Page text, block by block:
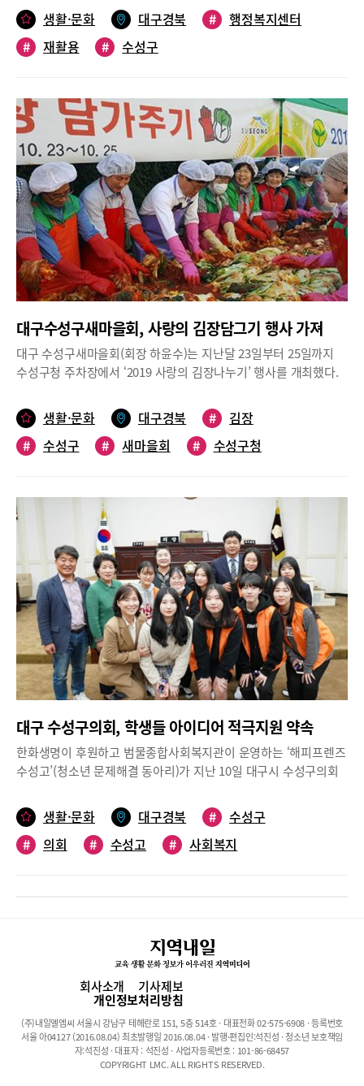
‘수성 글로벌 ESD 실천 연대’ 회원들이 주도하고 있으며, 단체 내에
서 수성 재작실(재활용 작은 실천)이라는 팀을 만들어 지난 7월 11
일 전문가 자문위원과 실천가 자문위원의 컨설팅을 통해 이번 프로
와 액세서리는 이 단체가 매년 진행하는 국내외 자원봉사 활동 시
직접 기부로 진행한다. 안경은 ‘안아주세요’라는 단체와 MOU를 체
결해 정기적으로 전달해 연계 기부한다.윤숙정 프로젝트 팀장은
“공산품이 귀한 네팔과 인도 동남아 학생들이 다른 사람이 사용한
필기구지만 너무나 소중하게 사용하고 있고, 한국의 액세서리를 좋
아하는 모습을 보고 아이디어를 생각하게 됐다”면서 “팀별 모임과
자문위원들의 컨설팅으로 안경도 수거, ‘안아주세요’라는 단체를 통
해 연계 기부하기로 했다”고 말했다.한편 수성 글로벌 ESD 실천 연
대는 지난 2015년 결성돼 2018년 대구광역시 비영리민간단체로 등
록, 현재 140명의 회원들이 활동하고 있다.
생활·문화 대구경북 #
행정복지센터
#
재활용 # 수성구
대구수성구새마을회, 사랑의 김장담그기 행사 가져
대구 수성구새마을회(회장 하윤수)는 지난달 23일부터 25일까지
수성구청 주차장에서 ‘2019 사랑의 김장나누기’ 행사를 개최했다.
해 2010년부터 기부하고 있는 대관령 고랭지 배추 5000포기 중
3000포기가 사용됐고, 나머지 2000포기는 홀트복지관에 전달됐
다.3일 동안 대구 수성구새마을협의회, 새마을부녀회 회원 300여
김치를 담갔다. 새마을 회원들이 정성스레 담근 김장김치는 관내 홀
몸노인, 장애인 가정, 소년·소녀 가장, 조손가정 등에 전달될 예정이
다.대구시 수성구 김대권 구청장은 “김장김치를 버무리며 이웃 간
의 온정을 나누고 사랑의 나눔을 통해 다 함께 행복한 공동체를 실
현할 수 있는 계기를 마련했다”며 “앞으로도 민·관 협력을 통해 따
뜻한 나눔과 배려로 희망나눔 행복동행 수성구를 만들기 위해 적극
노력하겠다”고 말했다.
생활·문화 대구경북 #
김장
#
수성구 # 새마을회 # 수성구청
대구 수성구의회, 학생들 아이디어 적극지원 약속
한화생명이 후원하고 범물종합사회복지관이 운영하는 ‘해피프렌즈
수성고’(청소년 문제해결 동아리)가 지난 10일 대구시 수성구의회
파른 언덕 등ㆍ하굣길 생활 불편함 개선을 위한 아이디어를 제안했
다.이날 방문한 수성고 학생 및 복지관 관계자 등 10명은 먼저 3층
사회복지위원회실에서 김종숙 부위원장, 황기호 의원, 육정미 의원,
페인트 도장작업 △어두운 골목길 LED 조명으로 교체 △안전을 인
식할 수 있는 횡단보도 및 벽화그리기 등이다.대구시 수성구의회 조
용성 사회복지위원장은 “청소년들의 눈에서 지역사회 문제를 아주
구체적이고, 현실적으로 제안하는 부분에 대해 인상적이었다”며,
“제안한 내용들이 현실적으로 이루어 질 수 있도록 수성구의회에서
적극 지원하겠다”고 말했다.
생활·문화 대구경북 #
수성구
#
의회 # 수성고 # 사회복지
회사소개 기사제보
개인정보처리방침
(주)내일엘엠씨 서울시 강남구 테헤란로 151, 5층 514호 · 대표전화 02-575-6908 · 등록번호
서울 아04127 (2016.08.04) 최초발행일 2016.08.04 · 발행·편집인:석진성 · 청소년 보호책임
자:석진성 · 대표자 : 석진성 · 사업자등록번호 : 101-86-68457
COPYRIGHT LMC. ALL RIGHTS RESERVED.